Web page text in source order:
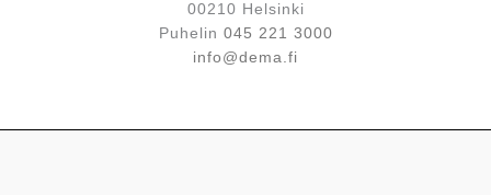
00210 Helsinki
Puhelin 045 221 3000
info@dema.fi